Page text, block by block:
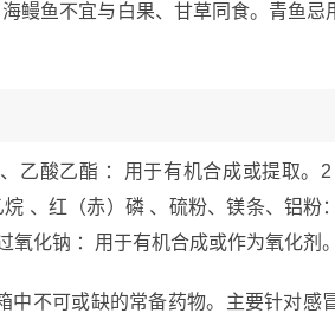
鳗鱼不宜与白果、甘草同食。青鱼忌
乙酸乙酯 ：用于有机合成或提取。
、红（赤）磷 、硫粉、镁条、铝粉
化钠 ：用于有机合成或作为氧化剂。
中不可或缺的常备药物。主要针对感